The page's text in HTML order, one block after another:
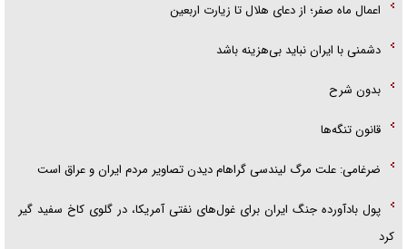
اعمال ماه صفر؛ از دعای هلال تا زیارت اربعین
دشمنی با ایران نباید بی‌هزینه باشد
بدون شرح
قانون تنگه‌ها
ضرغامی: علت مرگ لیندسی گراهام دیدن تصاویر مردم ایران و عراق است
پول بادآورده جنگ ایران برای غول‌های نفتی آمریکا، در گلوی کاخ سفید گیر
کرد